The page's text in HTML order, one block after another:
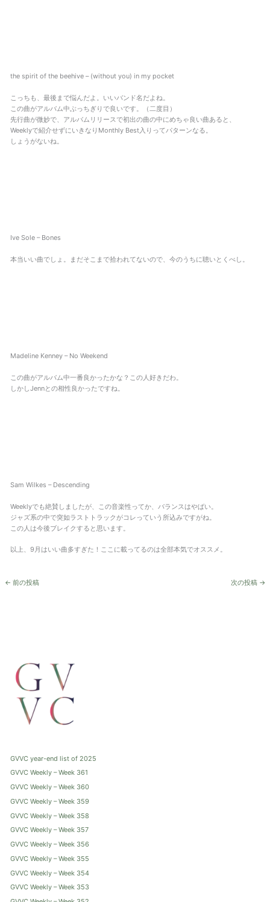
the spirit of the beehive – (without you) in my pocket
こっちも、最後まで悩んだよ。いいバンド名だよね。
この曲がアルバム中ぶっちぎりで良いです。（二度目）
先行曲が微妙で、アルバムリリースで初出の曲の中にめちゃ良い曲あると、
Weeklyで紹介せずにいきなりMonthly Best入りってパターンなる。
しょうがないね。
Ive Sole – Bones
本当いい曲でしょ。まだそこまで拾われてないので、今のうちに聴いとくべし。
Madeline Kenney – No Weekend
この曲がアルバム中一番良かったかな？この人好きだわ。
しかしJennとの相性良かったですね。
Sam Wilkes – Descending
Weeklyでも絶賛しましたが、この音楽性ってか、バランスはやばい。
ジャズ系の中で突如ラストトラックがコレっていう所込みですがね。
この人は今後ブレイクすると思います。
以上、9月はいい曲多すぎた！ここに載ってるのは全部本気でオススメ。
← 前の投稿 次の投稿 →
GVVC year-end list of 2025
GVVC Weekly – Week 361
GVVC Weekly – Week 360
GVVC Weekly – Week 359
GVVC Weekly – Week 358
GVVC Weekly – Week 357
GVVC Weekly – Week 356
GVVC Weekly – Week 355
GVVC Weekly – Week 354
GVVC Weekly – Week 353